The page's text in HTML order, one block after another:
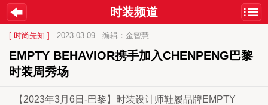
时装频道
[ 时尚先知 ] 2023-03-09 编辑：金智慧
EMPTY BEHAVIOR携手加入CHENPENG巴黎
时装周秀场
【2023年3月6日-巴黎】时装设计师鞋履品牌EMPTY